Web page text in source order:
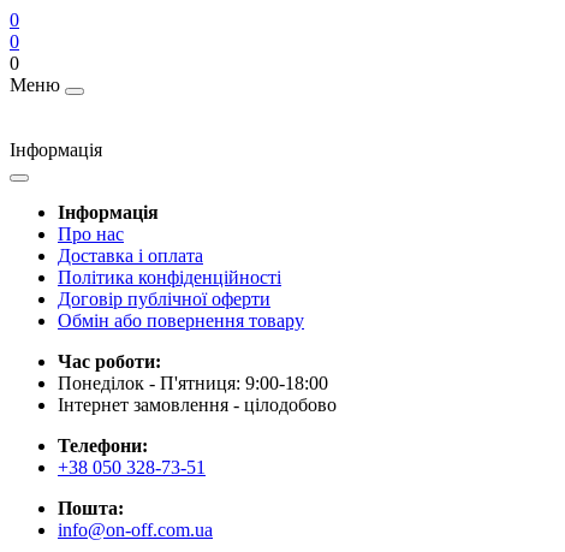
0
0
0
Меню
Інформація
Інформація
Про нас
Доставка і оплата
Політика конфіденційності
Договір публічної оферти
Обмін або повернення товару
Час роботи:
Понеділок - П'ятниця: 9:00-18:00
Інтернет замовлення - цілодобово
Телефони:
+38 050 328-73-51
Пошта:
info@on-off.com.ua